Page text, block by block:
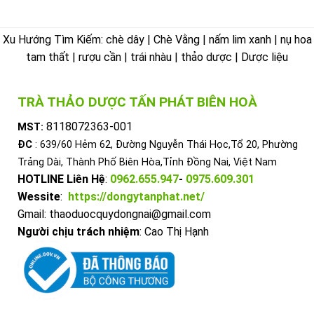
Xu Hướng Tìm Kiếm: chè dây | Chè Vằng | nấm lim xanh | nụ hoa
tam thất | rượu cần | trái nhàu | thảo dược | Dược liệu
TRÀ THẢO DƯỢC TẤN PHÁT BIÊN HOÀ
MST: 8118072363-001
ĐC : 639/60 Hẻm 62, Đường Nguyễn Thái Học,Tổ 20, Phường
Trảng Dài, Thành Phố Biên Hòa,Tỉnh Đồng Nai, Việt Nam
HOTLINE Liên Hệ: 0962.655.947- 0975.609.301
Wessite: https://dongytanphat.net/
Gmail: thaoduocquydongnai@gmail.com
Người chịu trách nhiệm: Cao Thị Hạnh